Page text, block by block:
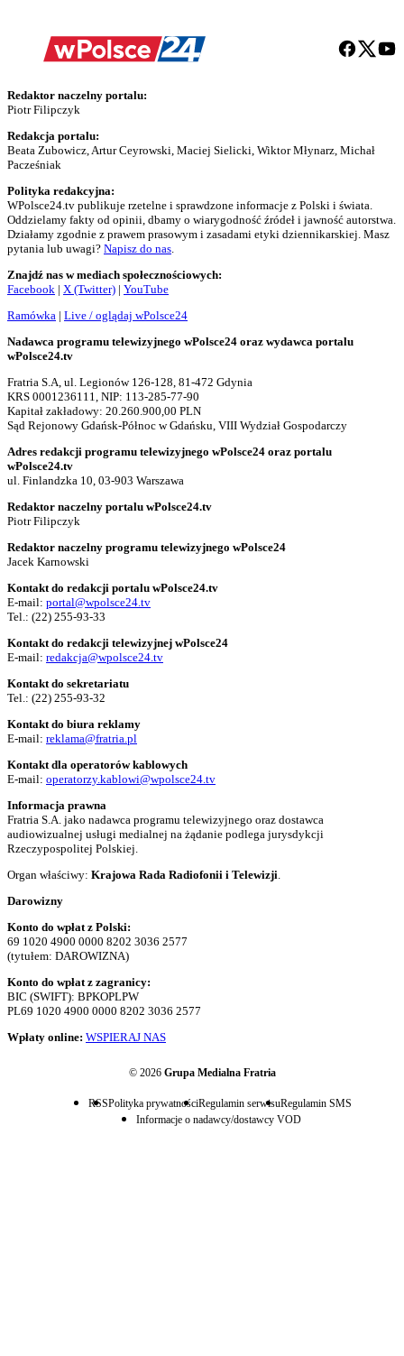
Redaktor naczelny portalu:
Piotr Filipczyk
Redakcja portalu:
Beata Zubowicz, Artur Ceyrowski, Maciej Sielicki, Wiktor Młynarz, Michał
Pacześniak
Polityka redakcyjna:
WPolsce24.tv publikuje rzetelne i sprawdzone informacje z Polski i świata.
Oddzielamy fakty od opinii, dbamy o wiarygodność źródeł i jawność autorstwa.
Działamy zgodnie z prawem prasowym i zasadami etyki dziennikarskiej. Masz
pytania lub uwagi? Napisz do nas
Znajdź nas w mediach społecznościowych:
Facebook | X (Twitter) | YouTube
Ramówka | Live / oglądaj wPolsce24
Nadawca programu telewizyjnego wPolsce24 oraz wydawca portalu
wPolsce24.tv
Fratria S.A, ul. Legionów 126-128, 81-472 Gdynia
KRS 0001236111, NIP: 113-285-77-90
Kapitał zakładowy: 20.260.900,00 PLN
Sąd Rejonowy Gdańsk-Północ w Gdańsku, VIII Wydział Gospodarczy
Adres redakcji programu telewizyjnego wPolsce24 oraz portalu
wPolsce24.tv
ul. Finlandzka 10, 03-903 Warszawa
Redaktor naczelny portalu wPolsce24.tv
Piotr Filipczyk
Redaktor naczelny programu telewizyjnego wPolsce24
Jacek Karnowski
Kontakt do redakcji portalu wPolsce24.tv
E-mail: portal@wpolsce24.tv
Tel.: (22) 255-93-33
Kontakt do redakcji telewizyjnej wPolsce24
E-mail: redakcja@wpolsce24.tv
Kontakt do sekretariatu
Tel.: (22) 255-93-32
Kontakt do biura reklamy
E-mail: reklama@fratria.pl
Kontakt dla operatorów kablowych
E-mail: operatorzy.kablowi@wpolsce24.tv
Informacja prawna
Fratria S.A. jako nadawca programu telewizyjnego oraz dostawca
audiowizualnej usługi medialnej na żądanie podlega jurysdykcji
Rzeczypospolitej Polskiej.
Organ właściwy: Krajowa Rada Radiofonii i Telewizji
Darowizny
Konto do wpłat z Polski:
69 1020 4900 0000 8202 3036 2577
(tytułem: DAROWIZNA)
Konto do wpłat z zagranicy:
BIC (SWIFT): BPKOPLPW
PL69 1020 4900 0000 8202 3036 2577
Wpłaty online: WSPIERAJ NAS
© 2026 Grupa Medialna Fratria
RSSPolityka prywatnościRegulamin serwisuRegulamin SMS
Informacje o nadawcy/dostawcy VOD